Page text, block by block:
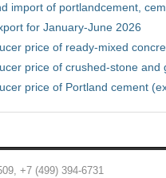
import of portlandcement,
for January-June 2026
price of ready-mixed
price of crushed-stone and
price of Portland cement
+7 (499) 394-6731